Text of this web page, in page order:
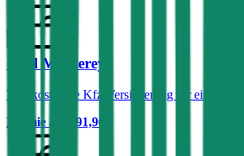
Opel Monterey
Was kostet die Kfz-Versicherung für einen
Prämie ab
€ 91,90